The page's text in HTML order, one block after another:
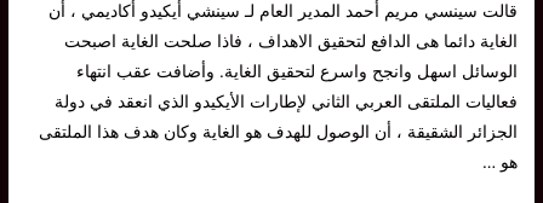
قالت سينسي مريم أحمد المدير العام لـ سينشي أيكيدو أكاديمي ، أن
الغاية دائما هى الدافع لتحقيق الاهداف ، فاذا صلحت الغاية اصبحت
الوسائل اسهل وانجح واسرع لتحقيق الغاية. وأضافت عقب انتهاء
فعاليات الملتقى العربي الثاني لإطارات الأيكيدو الذي انعقد في دولة
الجزائر الشقيقة ، أن الوصول للهدف هو الغاية وكان هدف هذا الملتقى
هو …